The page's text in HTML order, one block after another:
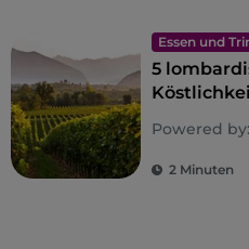
Essen und
5
Gebiet
Powered by:
2 Minuten